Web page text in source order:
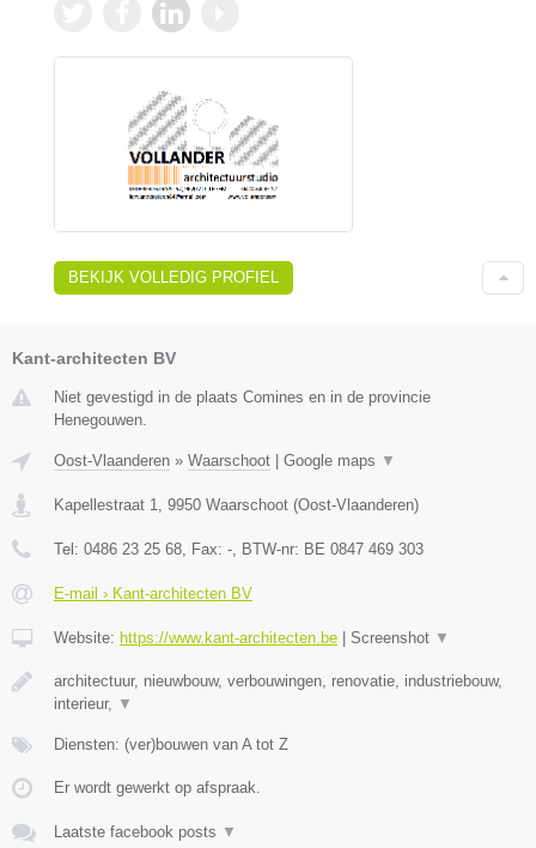
BEKIJK VOLLEDIG PROFIEL
Kant-architecten BV
Niet gevestigd in de plaats Comines en in de provincie
Henegouwen.
Oost-Vlaanderen » Waarschoot | Google maps ▼
Kapellestraat 1 9950 Waarschoot (Oost-Vlaanderen)
Tel: 0486 23 25 68 , Fax: - , BTW-nr: BE 0847 469 303
E-mail › Kant-architecten BV
Website: https://www.kant-architecten.be | Screenshot ▼
architectuur, nieuwbouw, verbouwingen, renovatie, industriebouw,
interieur,
▼
Diensten: (ver)bouwen van A tot Z
Er wordt gewerkt op afspraak.
Laatste facebook posts ▼